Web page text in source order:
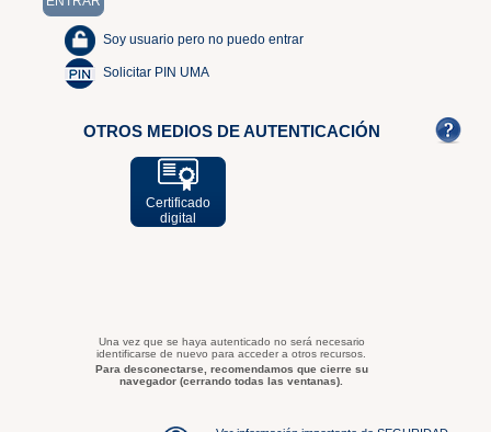
Soy usuario pero no puedo entrar
Solicitar PIN UMA
OTROS MEDIOS DE AUTENTICACIÓN
Certificado
digital
Una vez que se haya autenticado no será necesario
identificarse de nuevo para acceder a otros recursos.
Para desconectarse, recomendamos que cierre su
navegador (cerrando todas las ventanas).